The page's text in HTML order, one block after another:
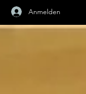
Anmelden